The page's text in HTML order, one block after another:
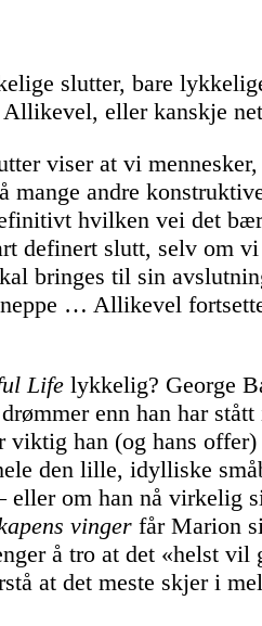
slutter, bare
eller kanskje
viser at vi
mange andre
hvilken vei det
definert slutt, selv om
bringes til sin
… Allikevel
Life lykkelig? George
enn han har
viktig han (og hans
den lille, idylliske
eller om han nå virkelig
vingerfår Marion
å tro at det «helst vil
at det meste skjer i